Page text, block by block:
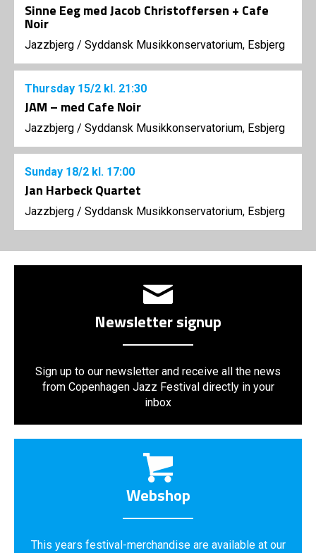
Sinne Eeg med Jacob Christoffersen + Cafe
Noir
Jazzbjerg / Syddansk Musikkonservatorium, Esbjerg
Thursday 15/2 kl. 21:30
JAM – med Cafe Noir
Jazzbjerg / Syddansk Musikkonservatorium, Esbjerg
Sunday 18/2 kl. 17:00
Jan Harbeck Quartet
Jazzbjerg / Syddansk Musikkonservatorium, Esbjerg
Newsletter signup
Sign up to our newsletter and receive all the news
from Copenhagen Jazz Festival directly in your
inbox
Webshop
This years festival-merchandise are available at our